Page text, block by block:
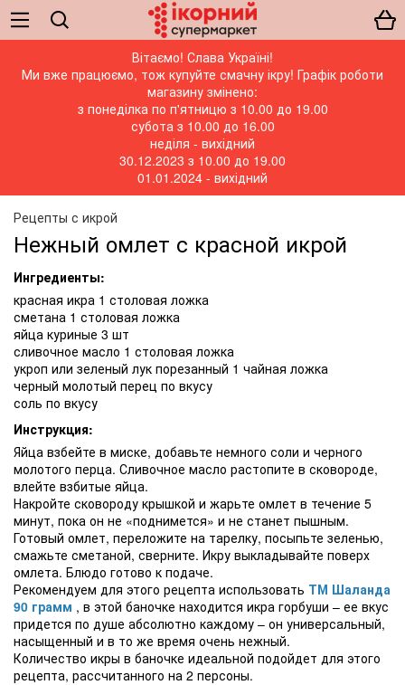
Вітаємо! Слава Україні!
Ми вже працюємо, тож купуйте смачну ікру! Графік роботи
магазину змінено:
з понеділка по п'ятницю з 10.00 до 19.00
субота з 10.00 до 16.00
неділя - вихідний
30.12.2023 з 10.00 до 19.00
01.01.2024 - вихідний
Рецепты с икрой
Нежный омлет с красной икрой
Ингредиенты:
красная икра 1 столовая ложка
сметана 1 столовая ложка
яйца куриные 3 шт
сливочное масло 1 столовая ложка
укроп или зеленый лук порезанный 1 чайная ложка
черный молотый перец по вкусу
соль по вкусу
Инструкция:
Яйца взбейте в миске, добавьте немного соли и черного
молотого перца. Сливочное масло растопите в сковороде,
влейте взбитые яйца.
Накройте сковороду крышкой и жарьте омлет в течение 5
минут, пока он не «поднимется» и не станет пышным.
Готовый омлет, переложите на тарелку, посыпьте зеленью,
смажьте сметаной, сверните. Икру выкладывайте поверх
омлета. Блюдо готово к подаче.
Рекомендуем для этого рецепта использовать ТМ Шаланда
90 грамм , в этой баночке находится икра горбуши – ее вкус
придется по душе абсолютно каждому – он универсальный,
насыщенный и в то же время очень нежный.
Количество икры в баночке идеальной подойдет для этого
рецепта, рассчитанного на 2 персоны.